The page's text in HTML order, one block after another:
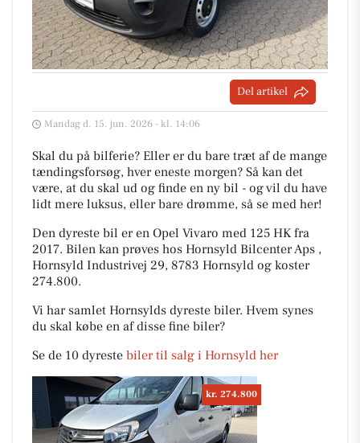
Del artikel
Mandag d. 15. jun. 2026 - kl. 14:06
Skal du på bilferie? Eller er du bare træt af de mange
tændingsforsøg, hver eneste morgen? Så kan det
være, at du skal ud og finde en ny bil - og vil du have
lidt mere luksus, eller bare drømme, så se med her!
Den dyreste bil er en Opel Vivaro med 125 HK fra
2017. Bilen kan prøves hos Hornsyld Bilcenter Aps ,
Hornsyld Industrivej 29, 8783 Hornsyld og koster
274.800.
Vi har samlet Hornsylds dyreste biler. Hvem synes
du skal købe en af disse fine biler?
Se de 10 dyreste biler til salg i Hornsyld her
kr. 274.800